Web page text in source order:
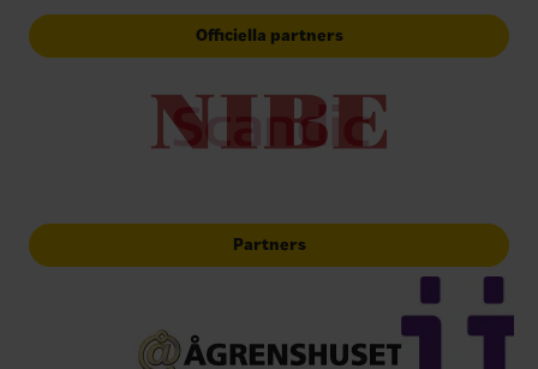
Officiella partners
Partners